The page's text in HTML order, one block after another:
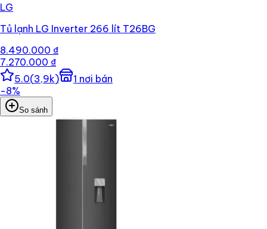
LG
Tủ lạnh LG Inverter 266 lít T26BG
8.490.000 ₫
7.270.000 ₫
5.0(3,9k) 1 nơi bán
−8%
So sánh